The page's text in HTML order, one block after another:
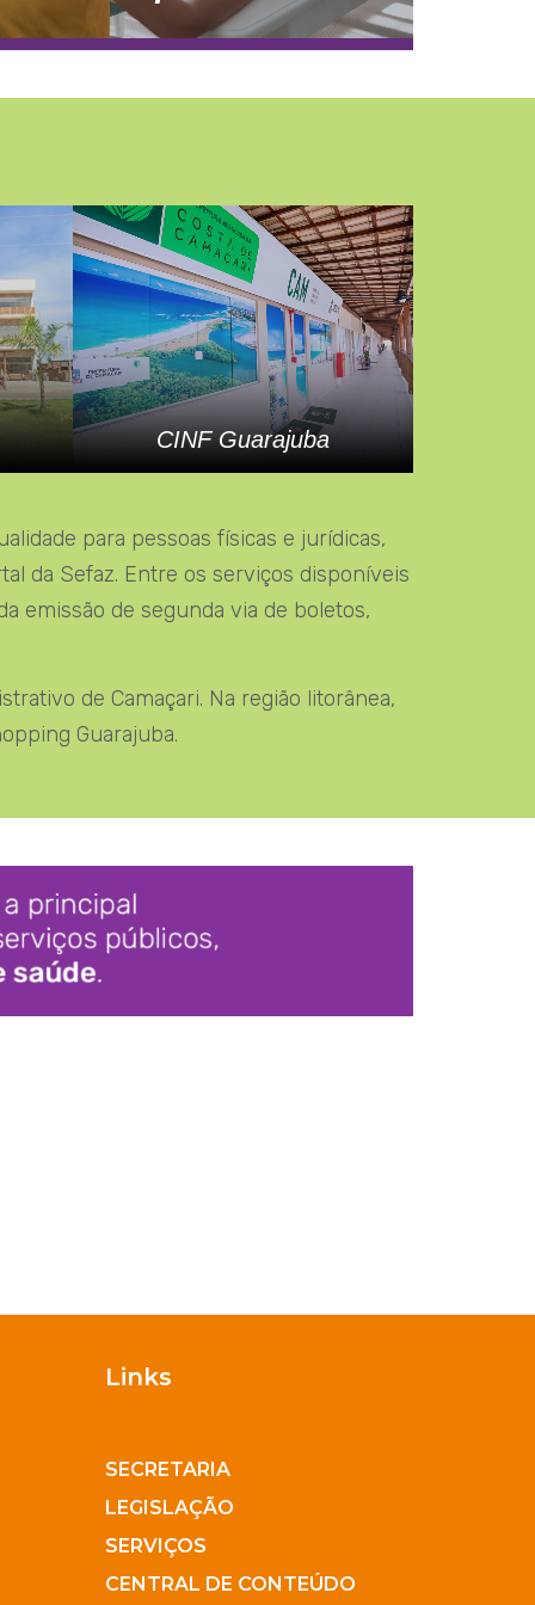
CINF Guarajuba
para pessoas físicas e jurídicas,
da Sefaz. Entre os serviços disponíveis
emissão de segunda via de boletos,
de Camaçari. Na região litorânea,
Guarajuba.
Links
SECRETARIA
LEGISLAÇÃO
SERVIÇOS
CENTRAL DE CONTEÚDO